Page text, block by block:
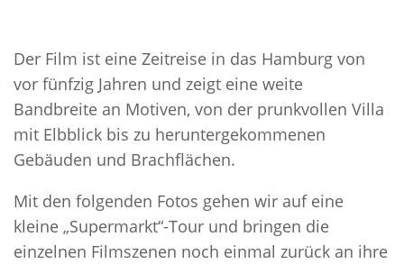
Der Film ist eine Zeitreise in das Hamburg von
vor fünfzig Jahren und zeigt eine weite
Bandbreite an Motiven, von der prunkvollen Villa
mit Elbblick bis zu heruntergekommenen
Gebäuden und Brachflächen.
Mit den folgenden Fotos gehen wir auf eine
kleine „Supermarkt“-Tour und bringen die
einzelnen Filmszenen noch einmal zurück an ihre